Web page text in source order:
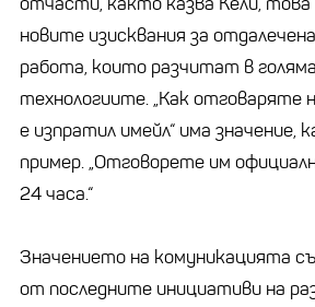
новите изисквания за
работа, които разчитат в
технологиите. „Как отговаряте
е изпратил имейл“ има значение,
пример. „Отговорете им
24 часа.“
Значението на комуникацията
от последните инициативи на